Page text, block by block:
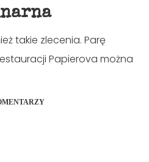
takie zlecenia. Parę
Papierova można